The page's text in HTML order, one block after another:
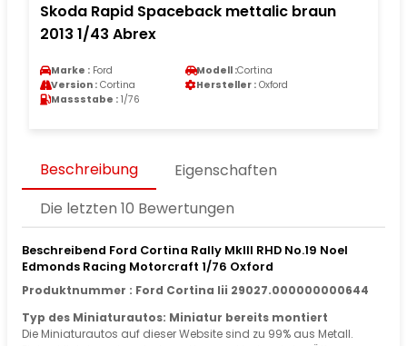
Skoda Rapid Spaceback mettalic braun
2013 1/43 Abrex
Marke : Ford Modell :Cortina
Version : Cortina Hersteller : Oxford
Massstabe : 1/76
Beschreibung
Eigenschaften
Die letzten 10 Bewertungen
Beschreibend Ford Cortina Rally MkIII RHD No.19 Noel
Edmonds Racing Motorcraft 1/76 Oxford
Produktnummer : Ford Cortina Iii 29027.000000000644
Typ des Miniaturautos: Miniatur bereits montiert
Die Miniaturautos auf dieser Website sind zu 99% aus Metall.